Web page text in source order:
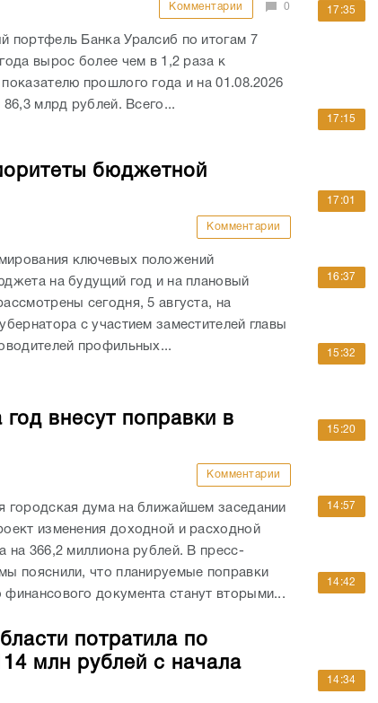
Комментарии 0
портфель Банка Уралсиб по итогам 7
вырос более чем в 1,2 раза к
прошлого года и на 01.08.2026
86,3 млрд рублей. Всего...
бюджетной
Комментарии
ключевых положений
на будущий год и на плановый
сегодня, 5 августа, на
с участием заместителей главы
профильных...
внесут поправки в
Комментарии
городская дума на ближайшем заседании
изменения доходной и расходной
на 366,2 миллиона рублей. В пресс-
пояснили, что планируемые поправки
финансового документа станут вторыми...
потратила по
млн рублей с начала
17:35
17:15
17:01
16:37
15:32
15:20
14:57
14:42
14:34